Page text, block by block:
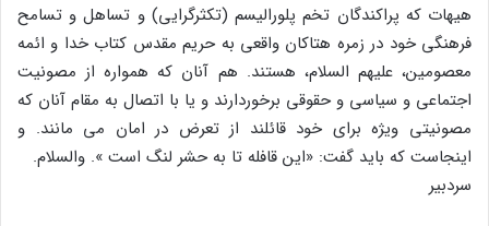
هیهات که پراکندگان تخم پلورالیسم (تکثرگرایى) و تساهل و تسامح
فرهنگى خود در زمره هتاکان واقعى به حریم مقدس کتاب خدا و ائمه
معصومین، علیهم السلام، هستند. هم آنان که همواره از مصونیت
اجتماعى و سیاسى و حقوقى برخوردارند و یا با اتصال به مقام آنان که
مصونیتى ویژه براى خود قائلند از تعرض در امان مى مانند. و
اینجاست که باید گفت: «این قافله تا به حشر لنگ است ». والسلام.
سردبیر